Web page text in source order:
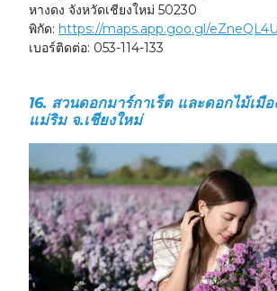
หางดง จังหวัดเชียงใหม่ 50230
พิกัด: https://maps.app.goo.gl/
เบอร์ติดต่อ: 053-114-133
16. สวนดอกมาร์กาเร็ต และดอกไม้เมื
แม่ริม จ.เชียงใหม่